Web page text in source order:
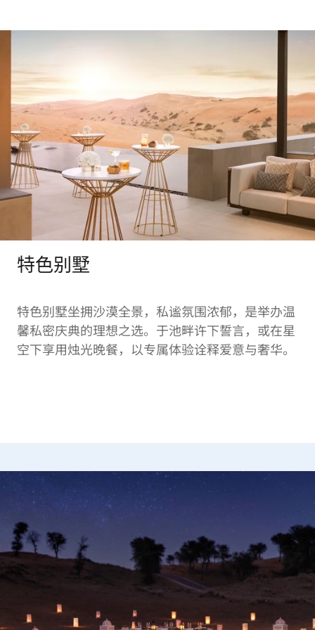
特色别墅
特色别墅坐拥沙漠全景，私谧氛围浓郁，是举办温
馨私密庆典的理想之选。于池畔许下誓言，或在星
空下享用烛光晚餐，以专属体验诠释爱意与奢华。